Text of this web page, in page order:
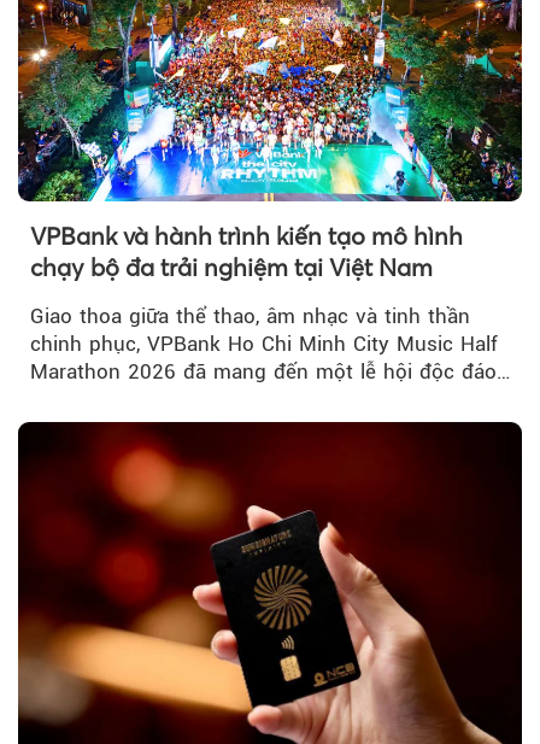
VPBank và hành trình kiến tạo mô hình
chạy bộ đa trải nghiệm tại Việt Nam
Giao thoa giữa thể thao, âm nhạc và tinh thần
chinh phục, VPBank Ho Chi Minh City Music Half
Marathon 2026 đã mang đến một lễ hội độc đáo